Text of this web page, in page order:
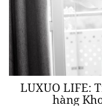
LUXUO LIFE:
hàng